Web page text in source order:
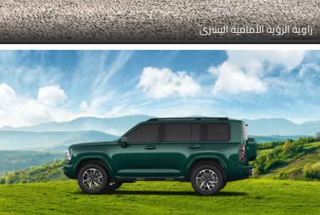
زاوية الرؤية الأمامية اليسرى